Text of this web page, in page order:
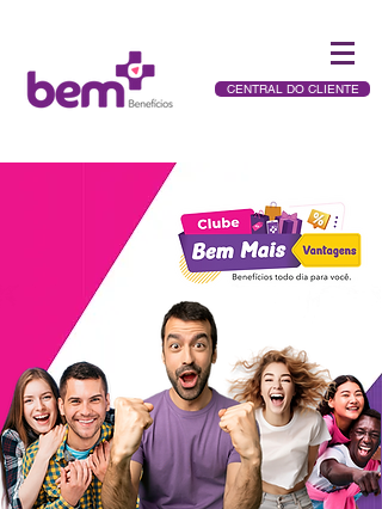
CENTRAL DO CLIENTE